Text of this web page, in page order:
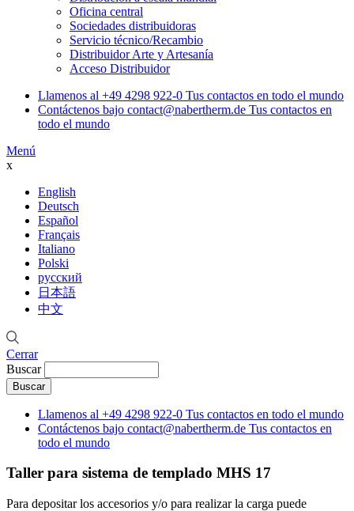
Oficina central
Sociedades distribuidoras
Servicio técnico/Recambio
Distribuidor Arte y Artesanía
Acceso Distribuidor
Llamenos al +49 4298 922-0 Tus contactos en todo el mundo
Contáctenos bajo contact@nabertherm.de Tus contactos en
todo el mundo
Menú
x
English
Deutsch
Español
Français
Italiano
Polski
русский
日本語
中文
Cerrar
Buscar
Llamenos al +49 4298 922-0 Tus contactos en todo el mundo
Contáctenos bajo contact@nabertherm.de Tus contactos en
todo el mundo
Taller para sistema de templado MHS 17
Para depositar los accesorios y/o para realizar la carga puede